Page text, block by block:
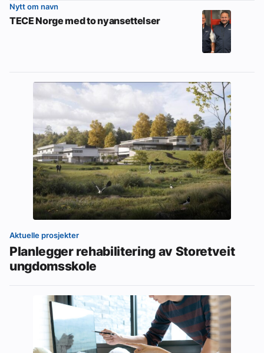
Nytt om navn
TECE Norge med to nyansettelser
Aktuelle prosjekter
Planlegger rehabilitering av Storetveit
ungdomsskole